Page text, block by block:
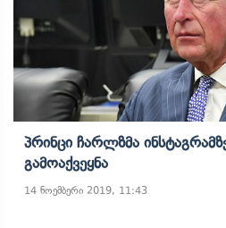
Პრინცი Ჩარლზმა
Გამოაქვეყნა
14 ნოემბერი 2019, 11:43